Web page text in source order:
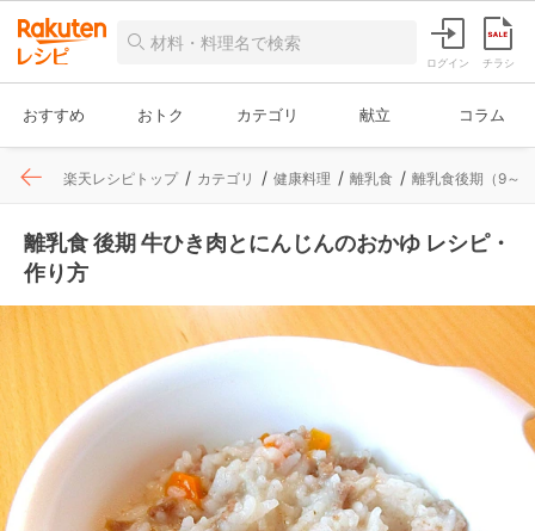
ログイン チラシ
おすすめ おトク カテゴリ 献立 コラム
楽天レシピトップ カテゴリ 健康料理 離乳食 離乳食後期（9～
離乳食 後期 牛ひき肉とにんじんのおかゆ レシピ・
作り方